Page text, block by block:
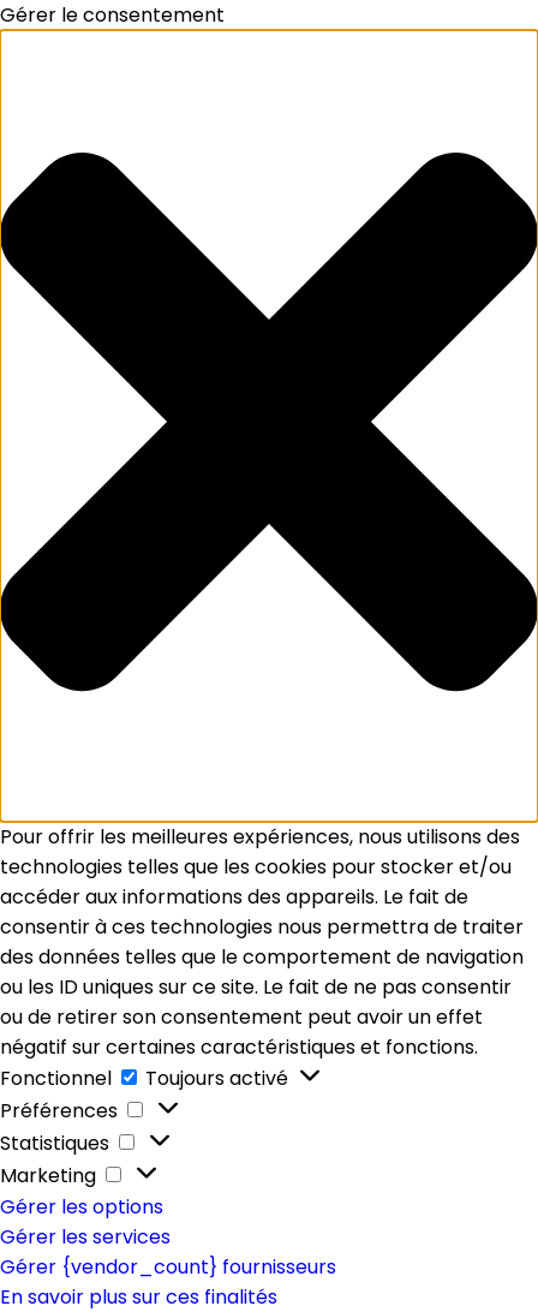
Gérer le consentement
Pour offrir les meilleures expériences, nous utilisons des
technologies telles que les cookies pour stocker et/ou
accéder aux informations des appareils. Le fait de
consentir à ces technologies nous permettra de traiter
des données telles que le comportement de navigation
ou les ID uniques sur ce site. Le fait de ne pas consentir
ou de retirer son consentement peut avoir un effet
négatif sur certaines caractéristiques et fonctions.
Fonctionnel
Fonctionnel
Toujours activé
Préférences
Préférences
Statistiques
Statistiques
Marketing
Marketing
Gérer les options
Gérer les services
Gérer {vendor_count} fournisseurs
En savoir plus sur ces finalités